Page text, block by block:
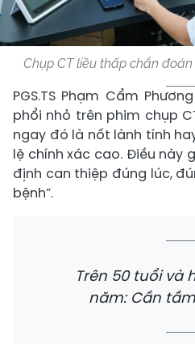
Chụp CT liều thấp chẩn
PGS.TS Phạm Cẩm
phổi nhỏ trên phim chụp
ngay đó là nốt lành tính
lệ chính xác cao. Điều này
định can thiệp đúng lúc,
bệnh”.
Trên 50 tuổi và
năm: Cần